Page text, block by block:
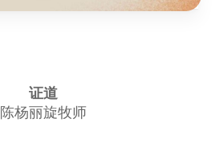
证道
陈杨丽旋牧师